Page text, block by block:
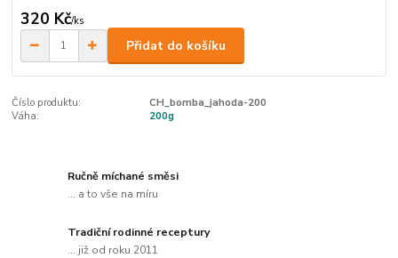
320 Kč/ks
Přidat do košíku
Číslo produktu:
CH_bomba_jahoda-200
Váha:
200g
Ručně míchané směsi
... a to vše na míru
Tradiční rodinné receptury
... již od roku 2011